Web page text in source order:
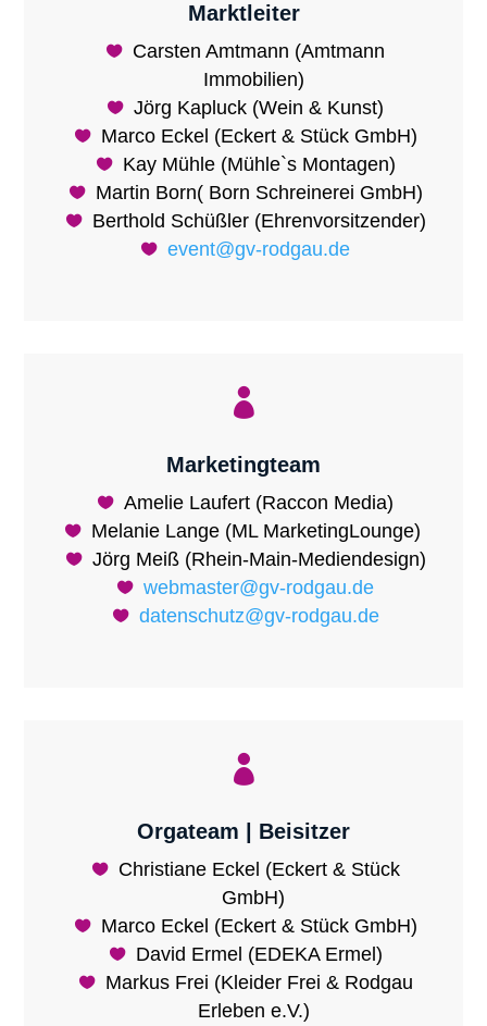
Marktleiter
Carsten Amtmann (Amtmann
Immobilien)
Jörg Kapluck (Wein & Kunst)
Marco Eckel (Eckert & Stück GmbH)
Kay Mühle (Mühle`s Montagen)
Martin Born( Born Schreinerei GmbH)
Berthold Schüßler (Ehrenvorsitzender)
event@gv-rodgau.de

Marketingteam
Amelie Laufert (Raccon Media)
Melanie Lange (ML MarketingLounge)
Jörg Meiß (Rhein-Main-Mediendesign)
webmaster@gv-rodgau.de
datenschutz@gv-rodgau.de

Orgateam | Beisitzer
Christiane Eckel (Eckert & Stück
GmbH)
Marco Eckel (Eckert & Stück GmbH)
David Ermel (EDEKA Ermel)
Markus Frei (Kleider Frei & Rodgau
Erleben e.V.)